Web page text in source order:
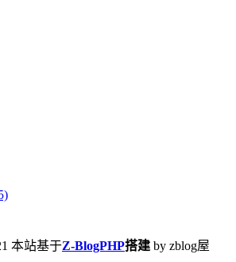
本站基于Z-BlogPHP搭建by zblog屋